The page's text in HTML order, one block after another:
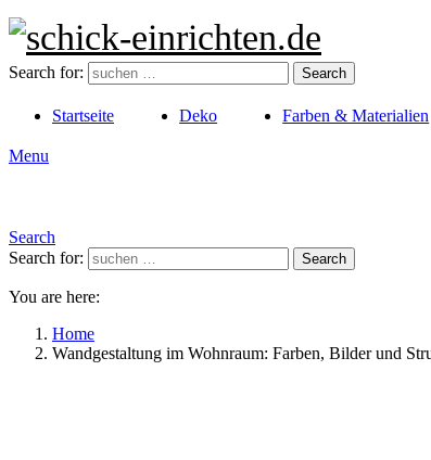
Search for: Search
Startseite Deko Farben & Materialien
Menu
Search
Search for:
Search
You are here:
Home
Wandgestaltung im Wohnraum: Farben, Bilder und